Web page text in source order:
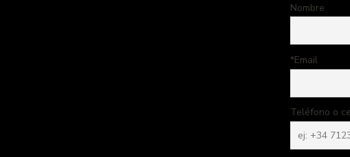
Nombre
*Email
Teléfono o